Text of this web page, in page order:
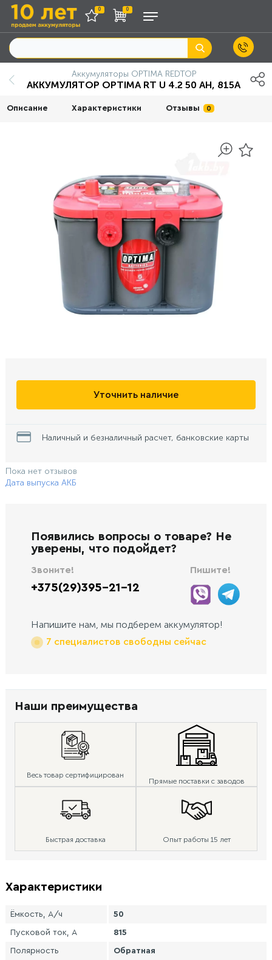
0 0
Аккумуляторы OPTIMA REDTOP
АККУМУЛЯТОР OPTIMA RT U 4.2 50 AH, 815A
Описание Характеристики Отзывы 0
Уточнить наличие
Наличный и безналичный расчет, банковские карты
Пока нет отзывов
Дата выпуска АКБ
Появились вопросы о товаре? Не
уверены, что подойдет?
Звоните!
+375(29)395-21-12
Пишите!
Напишите нам, мы подберем аккумулятор!
7 специалистов свободны сейчас
Наши преимущества
Весь товар сертифицирован
Прямые поставки с заводов
Быстрая доставка Опыт работы 15 лет
Характеристики
Ёмкость, А/ч 50
Пусковой ток, А 815
Полярность Обратная